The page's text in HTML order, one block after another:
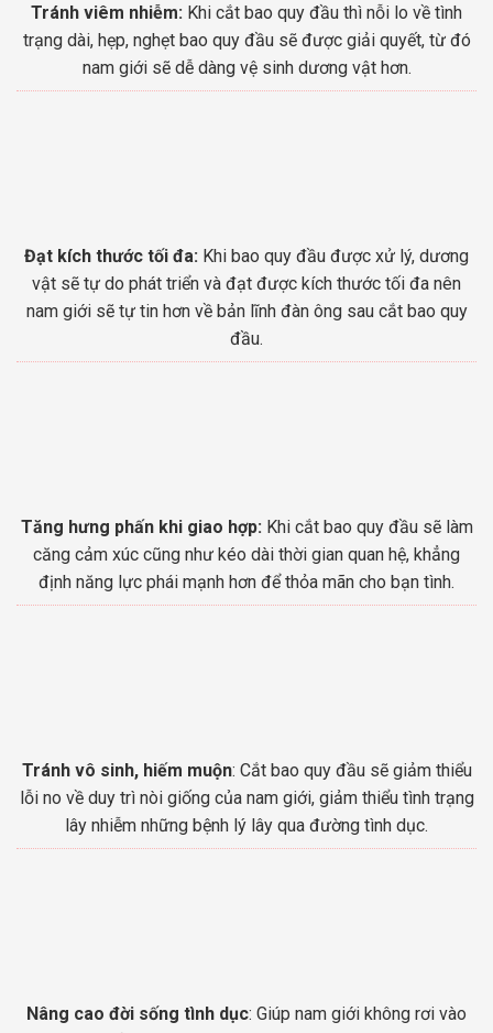
Tránh viêm nhiễm: Khi cắt bao quy đầu thì nỗi lo về tình
trạng dài, hẹp, nghẹt bao quy đầu sẽ được giải quyết, từ đó
nam giới sẽ dễ dàng vệ sinh dương vật hơn.
Đạt kích thước tối đa: Khi bao quy đầu được xử lý, dương
vật sẽ tự do phát triển và đạt được kích thước tối đa nên
nam giới sẽ tự tin hơn về bản lĩnh đàn ông sau cắt bao quy
đầu.
Tăng hưng phấn khi giao hợp: Khi cắt bao quy đầu sẽ làm
căng cảm xúc cũng như kéo dài thời gian quan hệ, khẳng
định năng lực phái mạnh hơn để thỏa mãn cho bạn tình.
Tránh vô sinh, hiếm muộn: Cắt bao quy đầu sẽ giảm thiểu
lỗi no về duy trì nòi giống của nam giới, giảm thiểu tình trạng
lây nhiễm những bệnh lý lây qua đường tình dục.
Nâng cao đời sống tình dục: Giúp nam giới không rơi vào